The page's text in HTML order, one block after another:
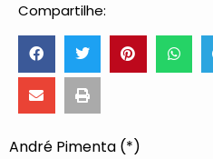
Compartilhe:
André Pimenta (*)